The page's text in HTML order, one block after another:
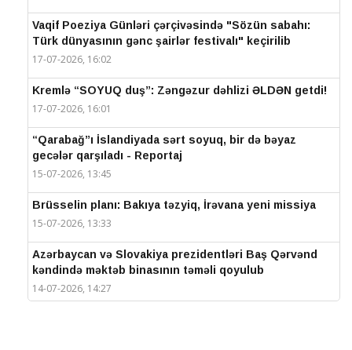
Vaqif Poeziya Günləri çərçivəsində "Sözün sabahı:
Türk dünyasının gənc şairlər festivalı" keçirilib
17-07-2026, 16:02
Kremlə “SOYUQ duş”: Zəngəzur dəhlizi ƏLDƏN getdi!
17-07-2026, 16:01
“Qarabağ”ı İslandiyada sərt soyuq, bir də bəyaz
gecələr qarşıladı - Reportaj
15-07-2026, 13:45
Brüsselin planı: Bakıya təzyiq, İrəvana yeni missiya
15-07-2026, 13:33
Azərbaycan və Slovakiya prezidentləri Baş Qərvənd
kəndində məktəb binasının təməli qoyulub
14-07-2026, 14:27